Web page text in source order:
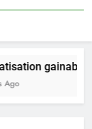
gainable